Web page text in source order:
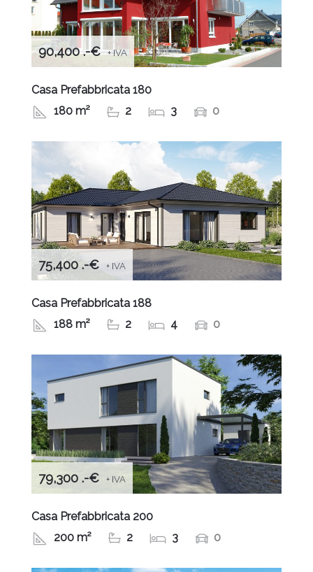
90,400 .-€ + IVA
Casa Prefabbricata 180
180 m²
2 3 0
75,400 .-€ + IVA
Casa Prefabbricata 188
188 m²
2 4 0
79,300 .-€ + IVA
Casa Prefabbricata 200
200 m²
2 3 0